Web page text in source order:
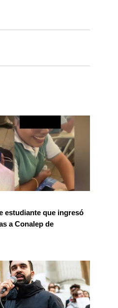
estudiante que ingresó
a Conalep de